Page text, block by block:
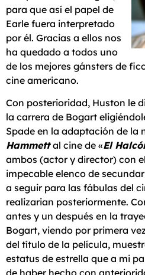
para que así el papel de
Earle fuera interpretado
por él. Gracias a ellos nos
ha quedado a todos uno
de los mejores gánsters de
cine americano.
Con posterioridad, Huston le
la carrera de Bogart
Spade en la adaptación de la
Hammettal cine de «El
ambos (actor y director) con
impecable elenco de
a seguir para las fábulas del
realizarian posteriormente.
antes y un después en la
Bogart, viendo por primera
del título de la película,
estatus de estrella que a mi